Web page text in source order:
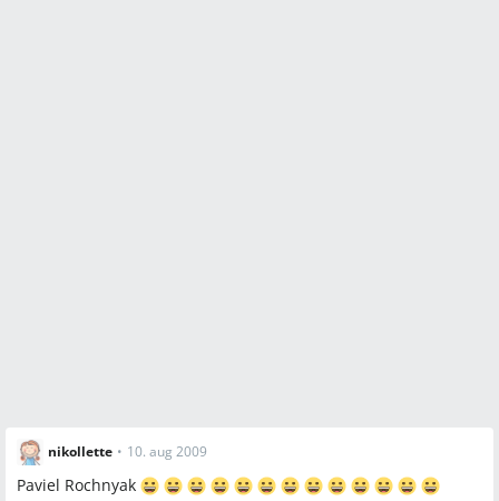
nikollette • 10. aug 2009
Paviel Rochnyak